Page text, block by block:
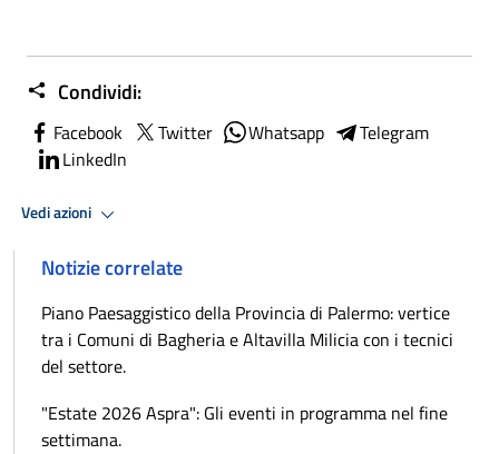
Condividi:
Facebook Twitter Whatsapp
Telegram
LinkedIn
Vedi azioni
Notizie correlate
Piano Paesaggistico della Provincia di Palermo: vertice
tra i Comuni di Bagheria e Altavilla Milicia con i tecnici
del settore.
"Estate 2026 Aspra": Gli eventi in programma nel fine
settimana.